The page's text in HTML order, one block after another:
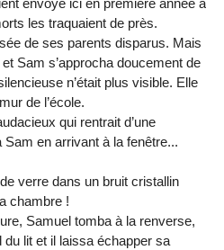
les traquaient de près.
de ses parents disparus. Mais
Sam s’approcha doucement de
n’était plus visible. Elle
de l’école.
qui rentrait d’une
en arrivant à la fenêtre...
verre dans un bruit cristallin
chambre !
Samuel tomba à la renverse,
lit et il laissa échapper sa